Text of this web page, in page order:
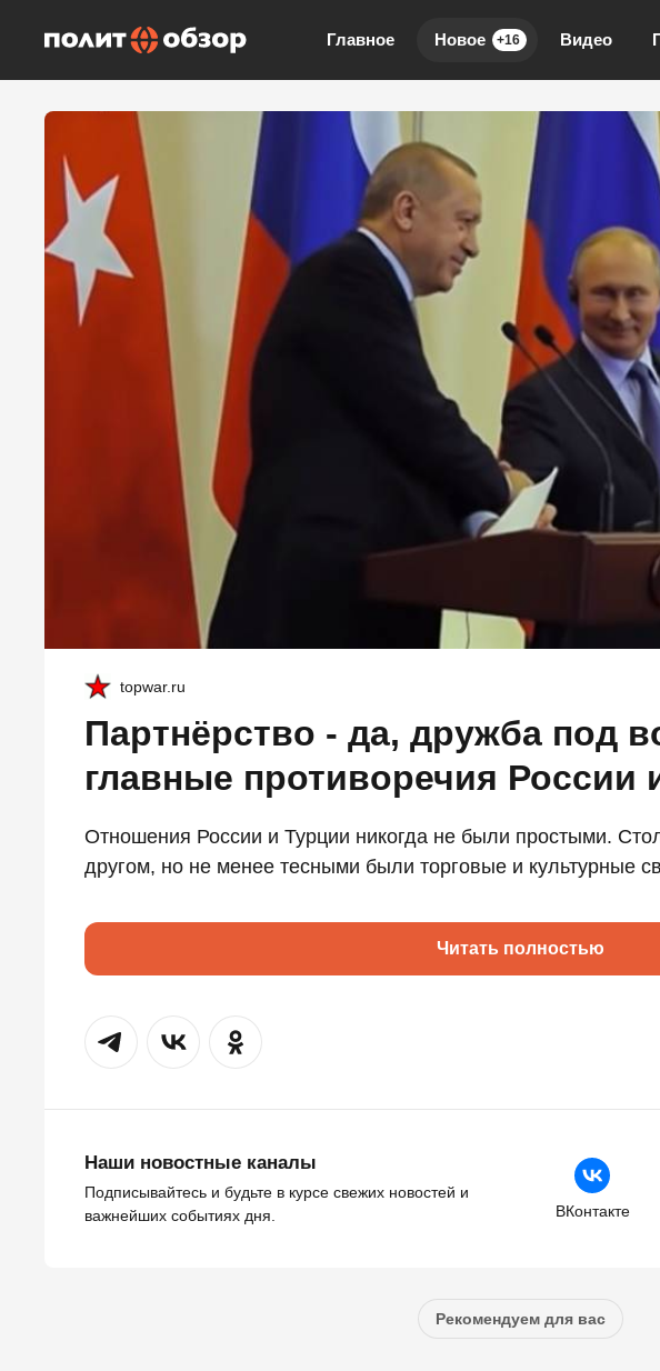
Главное Новое +16 Видео
topwar.ru
Партнёрство - да, дружба под
главные противоречия России
Отношения России и Турции никогда не были простыми.
другом, но не менее тесными были торговые и культурные
Читать полностью
Наши новостные каналы
Подписывайтесь и будьте в курсе свежих новостей и
важнейших событиях дня.
ВКонтакте
Рекомендуем для вас